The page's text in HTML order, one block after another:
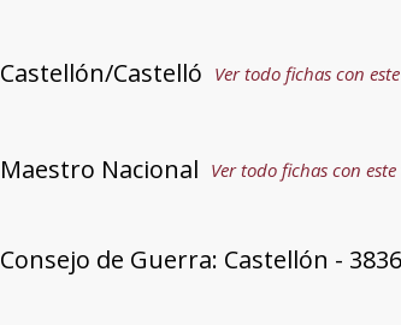
Castellón/Castelló Ver todo fichas con
Maestro Nacional Ver todo fichas con
Consejo de Guerra: Castellón - 3836